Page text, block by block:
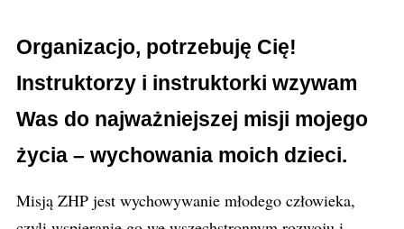
Organizacjo, potrzebuję Cię!
Instruktorzy i instruktorki wzywam
Was do najważniejszej misji mojego
życia – wychowania moich dzieci.
Misją ZHP jest wychowywanie młodego człowieka,